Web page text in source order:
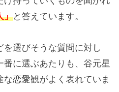
」と答えています。
選びそうな質問に対し
に選ぶあたりも、谷元星
恋愛観がよく表れていま